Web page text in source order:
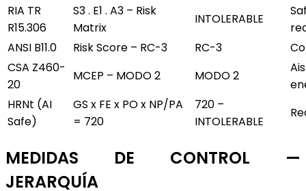
RIA TR
R15.306
S3 . E1 . A3 – Risk
Matrix
INTOLERABLE
ANSI B11.0
Risk Score – RC-3 RC-3
CSA Z460-
20
MCEP – MODO 2 MODO 2
HRNt (AI
Safe)
GS x FE x PO x NP/PA
= 720
720 –
INTOLERABLE
MEDIDAS DE CONTROL —
JERARQUÍA